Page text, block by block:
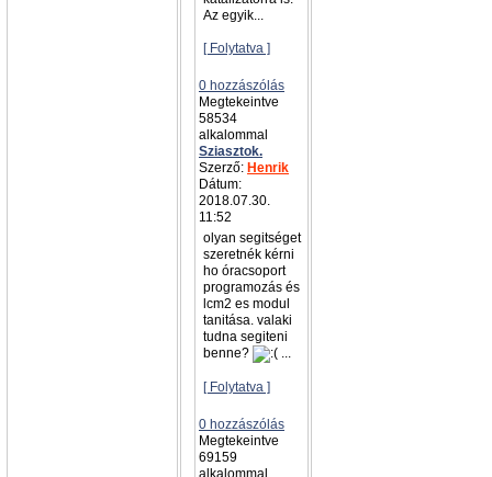
Az egyik...
[ Folytatva ]
0 hozzászólás
Megtekeintve
58534
alkalommal
Sziasztok.
Szerző: Henrik
Dátum:
2018.07.30.
11:52
olyan segitséget
szeretnék kérni
ho óracsoport
programozás és
lcm2 es modul
tanitása. valaki
tudna segiteni
benne?
...
[ Folytatva ]
0 hozzászólás
Megtekeintve
69159